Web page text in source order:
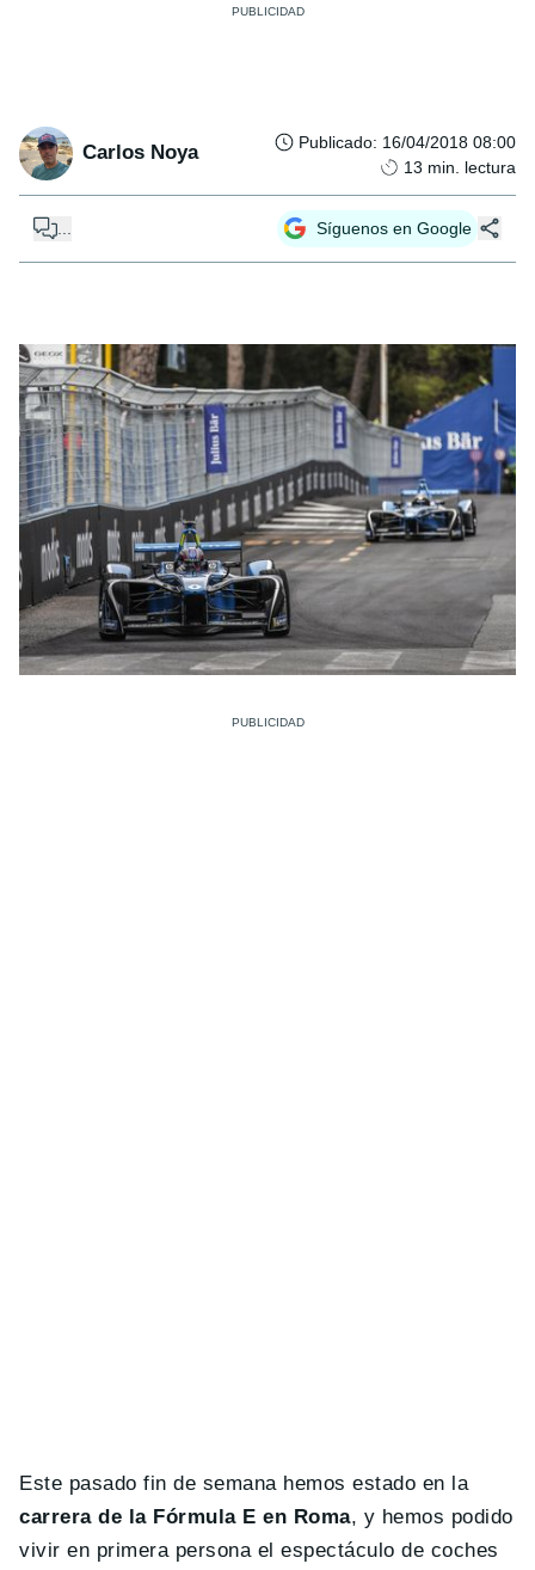
Carlos Noya Publicado: 16/04/2018 08:00
13 min. lectura
Síguenos en Google
Este pasado fin de semana hemos estado en la
carrera de la Fórmula E en Roma, y hemos podido
vivir en primera persona el espectáculo de coches